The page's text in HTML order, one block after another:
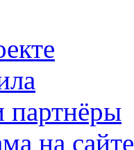
на сайте